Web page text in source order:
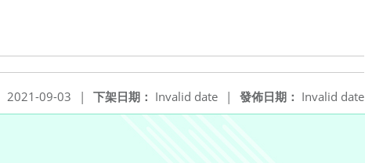
發佈日期： Invalid date
下架日期： Invalid date |
2021-09-03 |